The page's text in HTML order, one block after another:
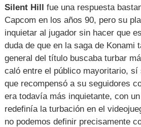
Silent Hill fue una respuesta
Capcom en los años 90, pero su
inquietar al jugador sin hacer que
duda de que en la saga de
general del título buscaba turbar
caló entre el público mayoritario,
que recompensó a su seguidores
era todavía más inquietante, con
redefinía la turbación en el
no podemos definir precisamente